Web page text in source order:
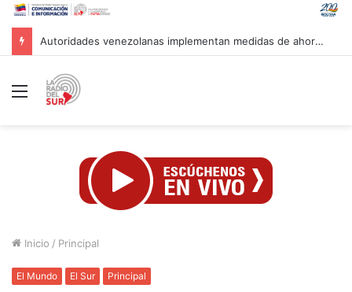
Marca País y Hotel Cayena se unen en favor de lo hecho en Venezuela
Menú
Inicio / Principal
El Mundo El Sur Principal